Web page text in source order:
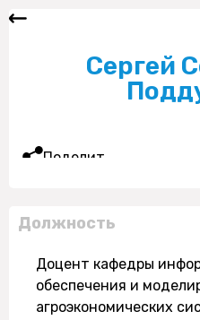
Сергей
Поделиться
Должность
Доцент кафедры
обеспечения и
агроэкономических